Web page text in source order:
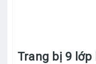
Trang bị 9 lớp